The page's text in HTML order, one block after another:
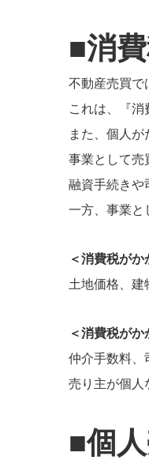
■消
不動産売買で
これは、『消
また、個人が
事業として売
融資手続きや
一方、事業と
＜消費税がか
土地価格、建
＜消費税がか
仲介手数料、
売り主が個人
■個